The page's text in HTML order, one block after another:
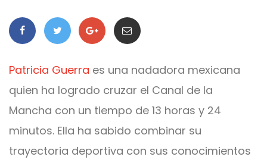
Patricia Guerra es una nadadora mexicana
quien ha logrado cruzar el Canal de la
Mancha con un tiempo de 13 horas y 24
minutos. Ella ha sabido combinar su
trayectoria deportiva con sus conocimientos